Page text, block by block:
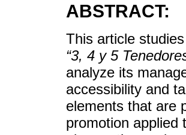
ABSTRACT:
This article
“3, 4 y 5
analyze its
accessibility and
elements that are
promotion applied